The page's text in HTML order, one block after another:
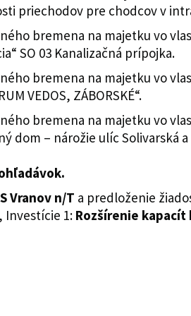
priechodov pre chodcov v
bremena na majetku vo
SO 03 Kanalizačná prípojka.
bremena na majetku vo
VEDOS, ZÁBORSKÉ“.
bremena na majetku vo
dom – nárožie ulíc Solivarská a
Vranov n/T a predloženie
Investície 1: Rozšírenie